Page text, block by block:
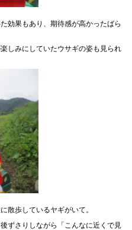
効果もあり、期待感が高かったばら
しみにしていたウサギの姿も見られ
散歩しているヤギがいて。
ずさりしながら「こんなに近くで見